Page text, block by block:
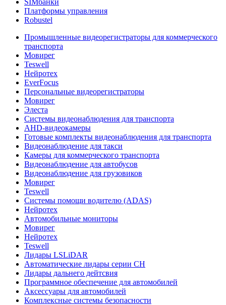
SIMбанки
Платформы управления
Robustel
Промышленные видеорегистраторы для коммерческого
транспорта
Мовирег
Teswell
Нейротех
EverFocus
Персональные видеорегистраторы
Мовирег
Элеста
Системы видеонаблюдения для транспорта
AHD-видеокамеры
Готовые комплекты видеонаблюдения для транспорта
Видеонаблюдение для такси
Камеры для коммерческого транспорта
Видеонаблюдение для автобусов
Видеонаблюдение для грузовиков
Мовирег
Teswell
Системы помощи водителю (ADAS)
Нейротех
Автомобильные мониторы
Мовирег
Нейротех
Teswell
Лидары LSLiDAR
Автоматические лидары серии CH
Лидары дальнего дейтсвия
Программное обеспечение для автомобилей
Аксессуары для автомобилей
Комплексные системы безопасности